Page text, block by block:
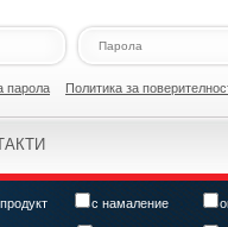
парола Политикa за
с намаление